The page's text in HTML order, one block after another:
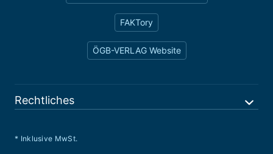
FAKTory
ÖGB-VERLAG Website
Rechtliches
* Inklusive MwSt.